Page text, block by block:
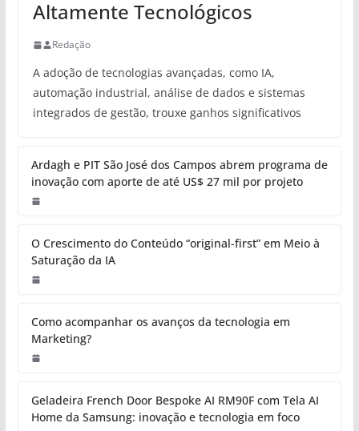
Altamente Tecnológicos
Redação
A adoção de tecnologias avançadas, como IA,
automação industrial, análise de dados e sistemas
integrados de gestão, trouxe ganhos significativos
Ardagh e PIT São José dos Campos abrem programa de
inovação com aporte de até US$ 27 mil por projeto
O Crescimento do Conteúdo “original-first” em Meio à
Saturação da IA
Como acompanhar os avanços da tecnologia em
Marketing?
Geladeira French Door Bespoke AI RM90F com Tela AI
Home da Samsung: inovação e tecnologia em foco